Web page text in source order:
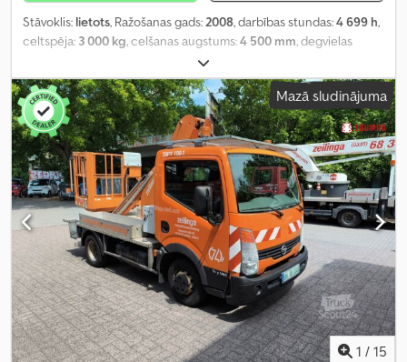
Stāvoklis: lietots, Ražošanas gads: 2008, darbības stundas:4 699 h,
celtspēja: 3 000 kg , celšanas augstums:4 500 mm , degvielas
, būvniecības augstums:
stāvoklis:60 procenti, tukšais svars:4 730 kg, krāsa:cits,
Mazā sludinājuma
1 / 15